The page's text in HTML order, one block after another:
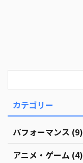
カテゴリー
パフォーマンス (9)
アニメ・ゲーム (4)